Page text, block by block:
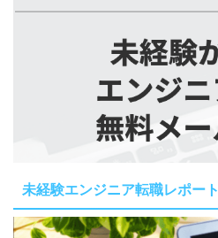
未経験エンジニア転職レポート